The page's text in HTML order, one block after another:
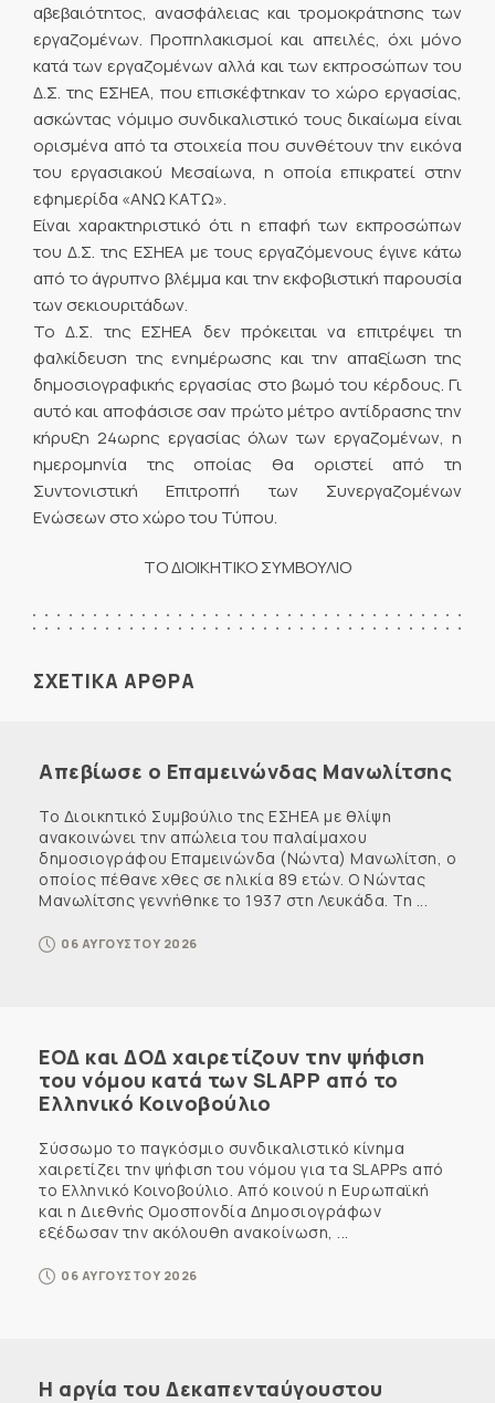
αβεβαιότητος, ανασφάλειας και τρομοκράτησης των
εργαζομένων. Προπηλακισμοί και απειλές, όχι μόνο
κατά των εργαζομένων αλλά και των εκπροσώπων του
Δ.Σ. της ΕΣΗΕΑ, που επισκέφτηκαν το χώρο εργασίας,
ασκώντας νόμιμο συνδικαλιστικό τους δικαίωμα είναι
ορισμένα από τα στοιχεία που συνθέτουν την εικόνα
του εργασιακού Μεσαίωνα, η οποία επικρατεί στην
εφημερίδα «ΑΝΩ ΚΑΤΩ».
Είναι χαρακτηριστικό ότι η επαφή των εκπροσώπων
του Δ.Σ. της ΕΣΗΕΑ με τους εργαζόμενους έγινε κάτω
από το άγρυπνο βλέμμα και την εκφοβιστική παρουσία
των σεκιουριτάδων.
Το Δ.Σ. της ΕΣΗΕΑ δεν πρόκειται να επιτρέψει τη
φαλκίδευση της ενημέρωσης και την απαξίωση της
δημοσιογραφικής εργασίας στο βωμό του κέρδους. Γι
αυτό και αποφάσισε σαν πρώτο μέτρο αντίδρασης την
κήρυξη 24ωρης εργασίας όλων των εργαζομένων, η
ημερομηνία της οποίας θα οριστεί από τη
Συντονιστική Επιτροπή των Συνεργαζομένων
Ενώσεων στο χώρο του Τύπου.
ΤΟ ΔΙΟΙΚΗΤΙΚΟ ΣΥΜΒΟΥΛΙΟ
ΣΧΕΤΙΚΑ ΑΡΘΡΑ
Απεβίωσε ο Επαμεινώνδας Μανωλίτσης
Το Διοικητικό Συμβούλιο της ΕΣΗΕΑ με θλίψη
ανακοινώνει την απώλεια του παλαίμαχου
δημοσιογράφου Επαμεινώνδα (Νώντα) Μανωλίτση, ο
οποίος πέθανε χθες σε ηλικία 89 ετών. Ο Νώντας
Μανωλίτσης γεννήθηκε το 1937 στη Λευκάδα. Τη ...
06 ΑΥΓΟΥΣΤΟΥ 2026
ΕΟΔ και ΔΟΔ χαιρετίζουν την ψήφιση
του νόμου κατά των SLAPP από το
Ελληνικό Κοινοβούλιο
Σύσσωμο το παγκόσμιο συνδικαλιστικό κίνημα
χαιρετίζει την ψήφιση του νόμου για τα SLAPPs από
το Ελληνικό Κοινοβούλιο. Από κοινού η Ευρωπαϊκή
και η Διεθνής Ομοσπονδία Δημοσιογράφων
εξέδωσαν την ακόλουθη ανακοίνωση, ...
06 ΑΥΓΟΥΣΤΟΥ 2026
Η αργία του Δεκαπενταύγουστου